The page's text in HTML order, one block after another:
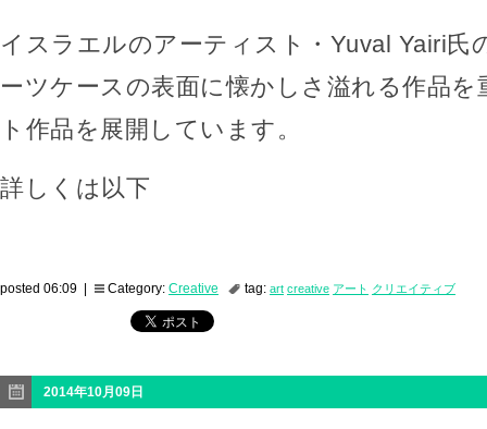
イスラエルのアーティスト・Yuval Yairi氏
ーツケースの表面に懐かしさ溢れる作品
ト作品を展開しています。
詳しくは以下
posted 06:09 | Category: Creative tag: art creative アート クリエイティブ
2014年10月09日